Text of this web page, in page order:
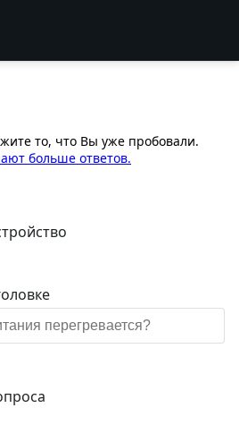
то, что Вы уже пробовали.
больше ответов.